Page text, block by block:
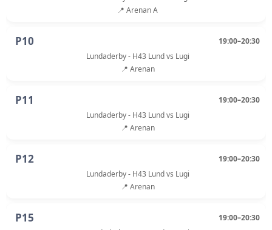
📍 Arenan A
P10
19:00–20:30
Lundaderby - H43 Lund vs Lugi
📍 Arenan
P11
19:00–20:30
Lundaderby - H43 Lund vs Lugi
📍 Arenan
P12
19:00–20:30
Lundaderby - H43 Lund vs Lugi
📍 Arenan
P15
19:00–20:30